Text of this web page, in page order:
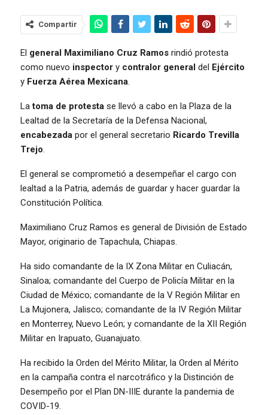
Compartir
El general Maximiliano Cruz Ramos rindió protesta
como nuevo inspector y contralor general del Ejército
y Fuerza Aérea Mexicana.
Latoma de protesta se llevó a cabo en la Plaza de la
Lealtad de la Secretaría de la Defensa Nacional,
encabezada por el general secretario Ricardo Trevilla
Trejo.
El general se comprometió a desempeñar el cargo con
lealtad a la Patria, además de guardar y hacer guardar la
Constitución Política.
Maximiliano Cruz Ramos es general de División de Estado
Mayor, originario de Tapachula, Chiapas.
Ha sido comandante de la IX Zona Militar en Culiacán,
Sinaloa; comandante del Cuerpo de Policía Militar en la
Ciudad de México; comandante de la V Región Militar en
La Mujonera, Jalisco; comandante de la IV Región Militar
en Monterrey, Nuevo León; y comandante de la XII Región
Militar en Irapuato, Guanajuato.
Ha recibido la Orden del Mérito Militar, la Orden al Mérito
en la campaña contra el narcotráfico y la Distinción de
Desempeño por el Plan DN-IIIE durante la pandemia de
COVID-19.